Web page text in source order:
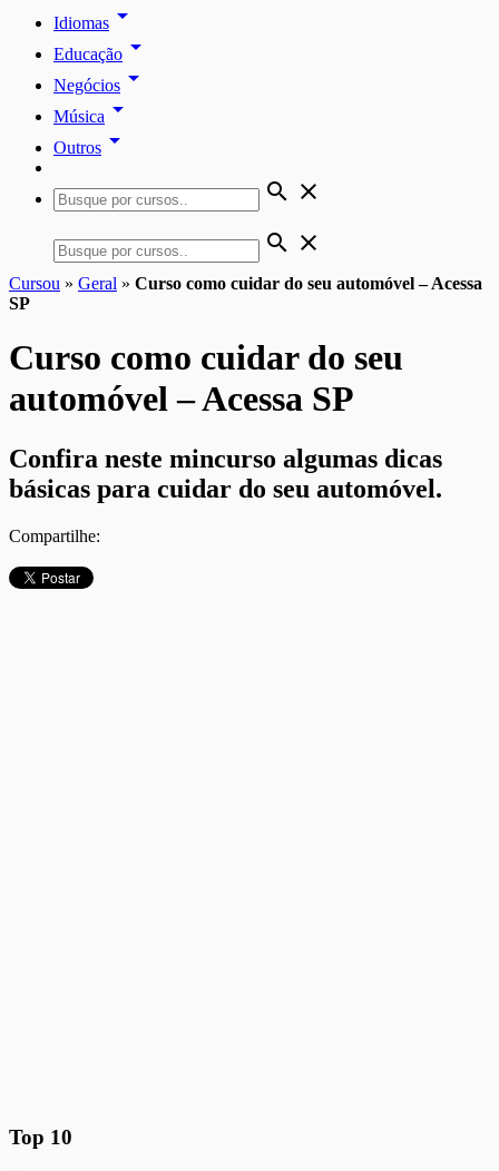
Idiomas arrow_drop_down
Educação arrow_drop_down
Negócios arrow_drop_down
Música arrow_drop_down
Outros arrow_drop_down
search close
search close
Cursou » Geral » Curso como cuidar do seu automóvel – Acessa
SP
Curso como cuidar do seu
automóvel – Acessa SP
Confira neste mincurso algumas dicas
básicas para cuidar do seu automóvel.
Compartilhe:
Top 10